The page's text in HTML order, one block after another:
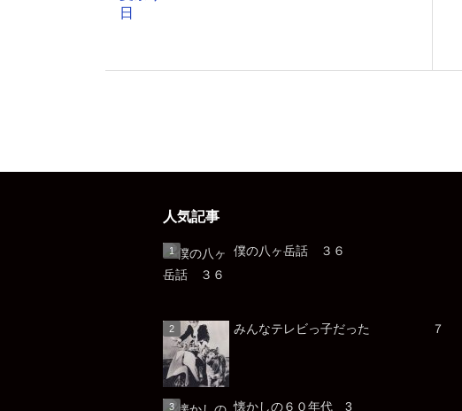
人気記事
僕の八ヶ岳話 ３６
みんなテレビっ子だった ７
懐かしの６０年代 3